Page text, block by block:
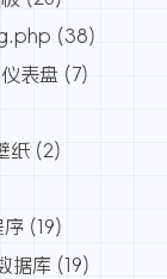
(38)
仪表盘 (7)
纸 (2)
序 (19)
据库 (19)